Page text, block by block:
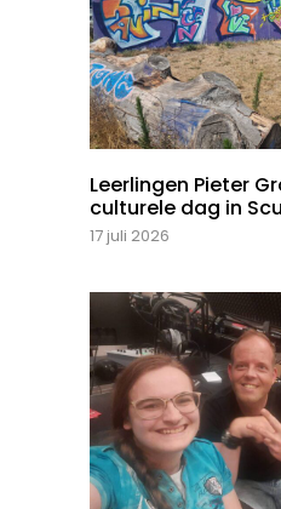
Leerlingen Pieter
culturele dag in
17 juli 2026